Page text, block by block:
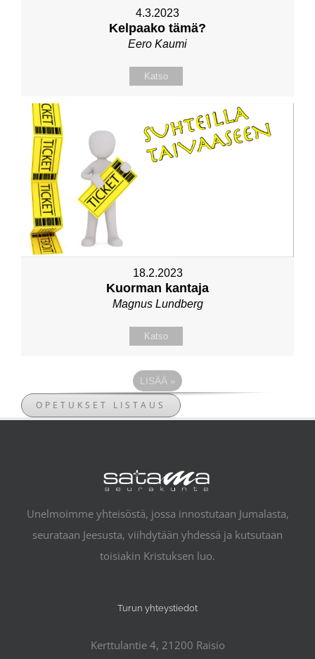
4.3.2023
Kelpaako tämä?
Eero Kaumi
Katso
18.2.2023
Kuorman kantaja
Magnus Lundberg
Katso
LISÄÄ »
OPETUKSET LISTAUS
Unelmoimme yhteisöstä, jossa innostutaan Jumalasta,
seurataan Jeesusta, viihdytään yhdessä ja kutsutaan
toisiakin Kristuksen luo.
Turun yhteystiedot
Kerttulantie 4, 21200 Raisio